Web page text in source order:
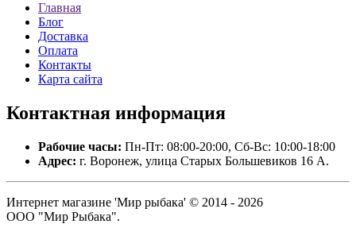
Главная
Блог
Доставка
Оплата
Контакты
Карта сайта
Контактная информация
Рабочие часы: Пн-Пт: 08:00-20:00, Сб-Вс: 10:00-18:00
Адрес: г. Воронеж, улица Старых Большевиков 16 А.
Интернет магазине 'Мир рыбака' © 2014 - 2026
ООО "Мир Рыбака".